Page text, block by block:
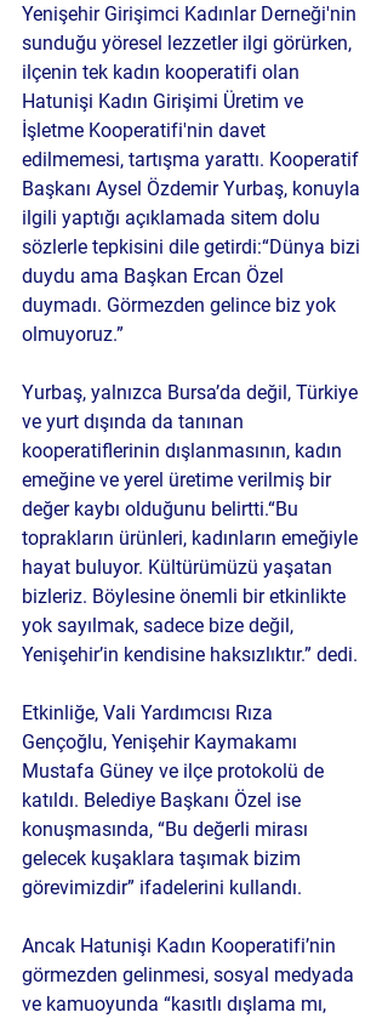
Yenişehir Girişimci Kadınlar Derneği'nin
sunduğu yöresel lezzetler ilgi görürken,
ilçenin tek kadın kooperatifi olan
Hatunişi Kadın Girişimi Üretim ve
İşletme Kooperatifi'nin davet
edilmemesi, tartışma yarattı. Kooperatif
Başkanı Aysel Özdemir Yurbaş, konuyla
ilgili yaptığı açıklamada sitem dolu
sözlerle tepkisini dile getirdi:“Dünya bizi
duydu ama Başkan Ercan Özel
duymadı. Görmezden gelince biz yok
olmuyoruz.”
Yurbaş, yalnızca Bursa’da değil, Türkiye
ve yurt dışında da tanınan
kooperatiflerinin dışlanmasının, kadın
emeğine ve yerel üretime verilmiş bir
değer kaybı olduğunu belirtti.“Bu
toprakların ürünleri, kadınların emeğiyle
hayat buluyor. Kültürümüzü yaşatan
bizleriz. Böylesine önemli bir etkinlikte
yok sayılmak, sadece bize değil,
Yenişehir’in kendisine haksızlıktır.” dedi.
Etkinliğe, Vali Yardımcısı Rıza
Gençoğlu, Yenişehir Kaymakamı
Mustafa Güney ve ilçe protokolü de
katıldı. Belediye Başkanı Özel ise
konuşmasında, “Bu değerli mirası
gelecek kuşaklara taşımak bizim
görevimizdir” ifadelerini kullandı.
Ancak Hatunişi Kadın Kooperatifi’nin
görmezden gelinmesi, sosyal medyada
ve kamuoyunda “kasıtlı dışlama mı,